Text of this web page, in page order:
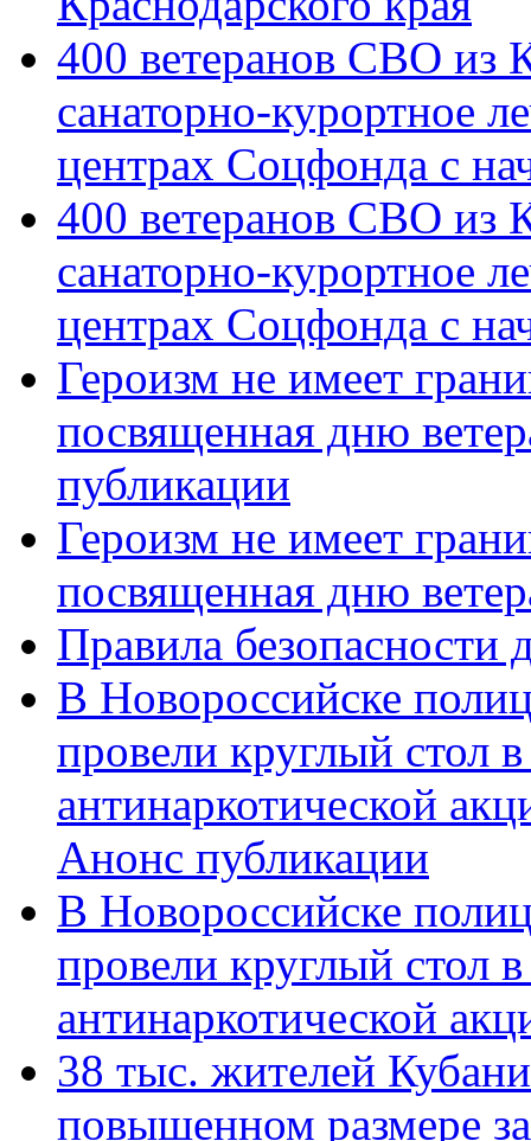
400 ветеранов СВО из
санаторно-курортное
центрах Соцфонда с
400 ветеранов СВО из
санаторно-курортное
центрах Соцфонда с
Героизм не имеет
посвященная дню
публикации
Героизм не имеет
посвященная дню
Правила безопасности
В Новороссийске
провели круглый стол
антинаркотической
Анонс публикации
В Новороссийске
провели круглый стол
антинаркотической
38 тыс. жителей
повышенном размере